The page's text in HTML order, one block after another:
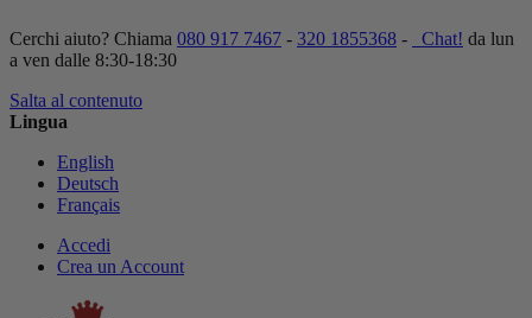
Cerchi aiuto? Chiama 080 917 7467 - 320 1855368 - Chat! da lun
a ven dalle 8:30-18:30
Salta al contenuto
Lingua
English
Deutsch
Français
Accedi
Crea un Account